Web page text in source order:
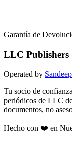
Garantía de
LLC Publishers
Operated by
Tu socio de
periódicos de LLC
documentos, no
Hecho con ❤️ en